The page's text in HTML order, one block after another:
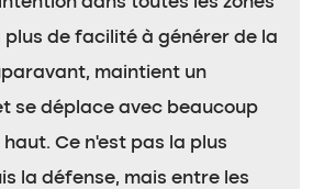
plus de facilité à générer de la
maintient un
se déplace avec beaucoup
Ce n’est pas la plus
la défense, mais entre les